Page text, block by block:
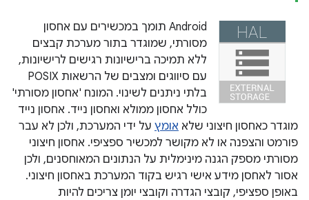
Android תומך במכשירים עם אחסון
מסורתי, שמוגדר בתור מערכת קבצים
ללא תמיכה ברישיונות רגישים לרישיונות,
עם סיווגים ומצבים של הרשאות POSIX
בלתי ניתנים לשינוי. המונח 'אחסון מסורתי'
כולל אחסון ממולא ואחסון נייד. אחסון נייד
מוגדר כאחסון חיצוני שלא אומץ על ידי המערכת, ולכן לא עבר
פורמט והצפנה או לא מקושר למכשיר ספציפי. אחסון חיצוני
מסורתי מספק הגנה מינימלית על הנתונים המאוחסנים, ולכן
אסור לאחסן מידע אישי רגיש בקוד המערכת באחסון חיצוני.
באופן ספציפי, קובצי הגדרה וקובצי יומן צריכים להיות